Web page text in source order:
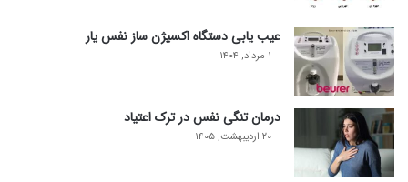
عیب یابی دستگاه اکسیژن ساز نفس یار
۱ مرداد, ۱۴۰۴
درمان تنگی نفس در ترک اعتیاد
۲۰ اردیبهشت, ۱۴۰۵